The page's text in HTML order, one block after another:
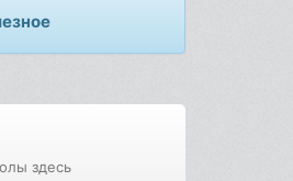
здесь